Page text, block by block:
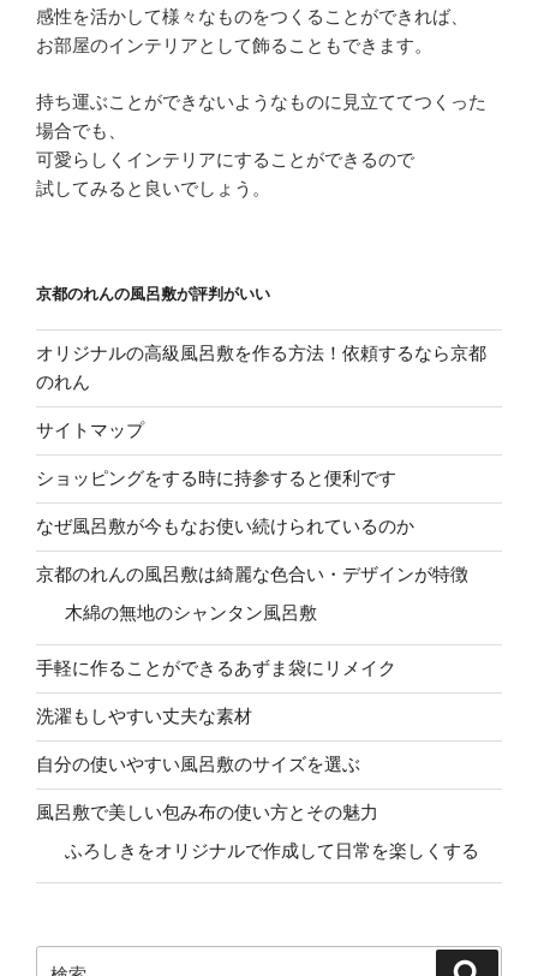
感性を活かして様々なものをつくることができれば、
お部屋のインテリアとして飾ることもできます。
持ち運ぶことができないようなものに見立ててつくった
場合でも、
可愛らしくインテリアにすることができるので
試してみると良いでしょう。
京都のれんの風呂敷が評判がいい
オリジナルの高級風呂敷を作る方法！依頼するなら京都
のれん
サイトマップ
ショッピングをする時に持参すると便利です
なぜ風呂敷が今もなお使い続けられているのか
京都のれんの風呂敷は綺麗な色合い・デザインが特徴
木綿の無地のシャンタン風呂敷
手軽に作ることができるあずま袋にリメイク
洗濯もしやすい丈夫な素材
自分の使いやすい風呂敷のサイズを選ぶ
風呂敷で美しい包み布の使い方とその魅力
ふろしきをオリジナルで作成して日常を楽しくする